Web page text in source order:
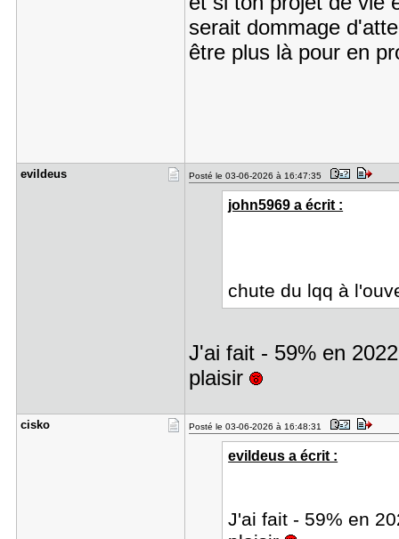
serait dommage
être plus là pour en
evildeus Posté le 03-06-2026 à 16:47:35
john5969 a écrit :
chute du lqq à
J'ai fait - 59% en
plaisir
cisko Posté le 03-06-2026 à 16:48:31
evildeus a écrit :
J'ai fait - 59% en